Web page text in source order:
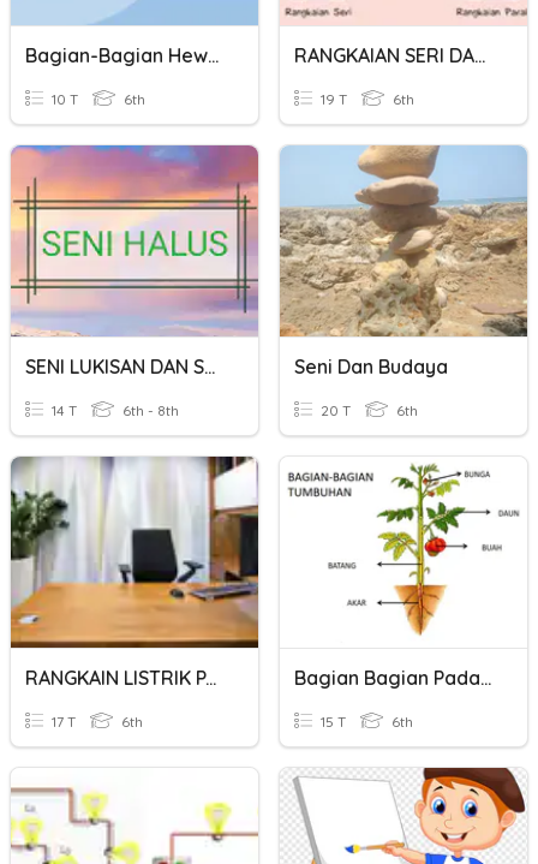
Bagian-Bagian Hewan Dan Fungsinya
10 T 6th
RANGKAIAN SERI DAN PARALEL
19 T 6th
SENI LUKISAN DAN SENI CATAN
14 T 6th - 8th
Seni Dan Budaya
20 T 6th
RANGKAIN LISTRIK PARALEL DAN SERI
17 T 6th
Bagian Bagian Pada Tumbuhan
15 T 6th